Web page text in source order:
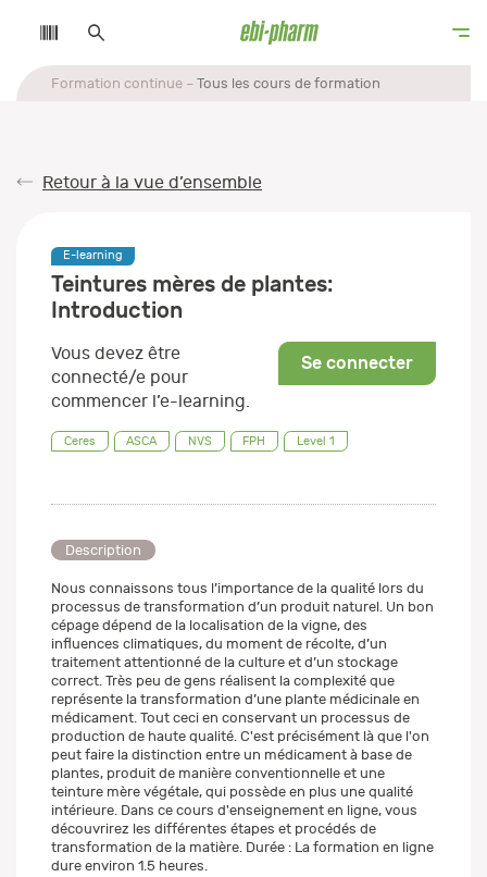
Formation continue Tous les cours de formation
Retour à la vue d’ensemble
E-learning
Teintures mères de plantes:
Introduction
Se connecter
Vous devez être
connecté/e pour
commencer l’e-learning.
Ceres ASCA NVS FPH Level 1
Description
Nous connaissons tous l’importance de la qualité lors du
processus de transformation d’un produit naturel. Un bon
cépage dépend de la localisation de la vigne, des
influences climatiques, du moment de récolte, d’un
traitement attentionné de la culture et d’un stockage
correct. Très peu de gens réalisent la complexité que
représente la transformation d’une plante médicinale en
médicament. Tout ceci en conservant un processus de
production de haute qualité. C'est précisément là que l'on
peut faire la distinction entre un médicament à base de
plantes, produit de manière conventionnelle et une
teinture mère végétale, qui possède en plus une qualité
intérieure. Dans ce cours d'enseignement en ligne, vous
découvrirez les différentes étapes et procédés de
transformation de la matière. Durée : La formation en ligne
dure environ 1.5 heures.